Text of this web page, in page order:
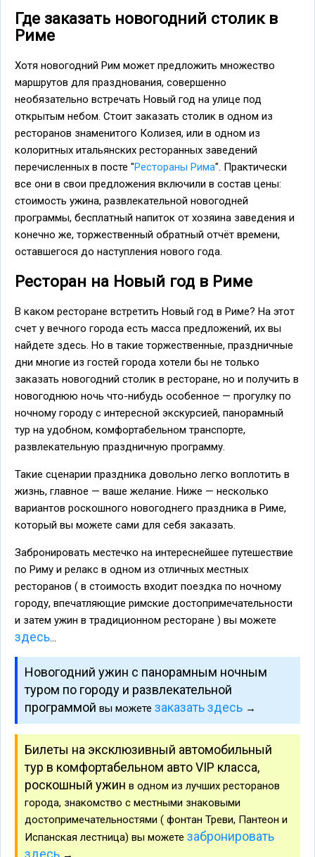
Где заказать новогодний столик в
Риме
Хотя новогодний Рим может предложить множество
маршрутов для празднования, совершенно
необязательно встречать Новый год на улице под
открытым небом. Стоит заказать столик в одном из
ресторанов знаменитого Колизея, или в одном из
колоритных итальянских ресторанных заведений
перечисленных в посте "Рестораны Рима". Практически
все они в свои предложения включили в состав цены:
стоимость ужина, развлекательной новогодней
программы, бесплатный напиток от хозяина заведения и
конечно же, торжественный обратный отчёт времени,
оставшегося до наступления нового года.
Ресторан на Новый год в Риме
В каком ресторане встретить Новый год в Риме? На этот
счет у вечного города есть масса предложений, их вы
найдете здесь. Но в такие торжественные, праздничные
дни многие из гостей города хотели бы не только
заказать новогодний столик в ресторане, но и получить в
новогоднюю ночь что-нибудь особенное — прогулку по
ночному городу с интересной экскурсией, панорамный
тур на удобном, комфортабельном транспорте,
развлекательную праздничную программу.
Такие сценарии праздника довольно легко воплотить в
жизнь, главное — ваше желание. Ниже — несколько
вариантов роскошного новогоднего праздника в Риме,
который вы можете сами для себя заказать.
Забронировать местечко на интереснейшее путешествие
по Риму и релакс в одном из отличных местных
ресторанов ( в стоимость входит поездка по ночному
городу, впечатляющие римские достопримечательности
и затем ужин в традиционном ресторане ) вы можете
здесь...
Новогодний ужин с панорамным ночным
туром по городу и развлекательной
программой вы можете заказать здесь →
Билеты на эксклюзивный автомобильный
тур в комфортабельном авто VIP класса,
роскошный ужин в одном из лучших ресторанов
города, знакомство с местными знаковыми
достопримечательностями ( фонтан Треви, Пантеон и
Испанская лестница) вы можете забронировать
здесь